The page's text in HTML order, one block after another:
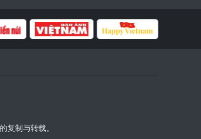
复制与转载。